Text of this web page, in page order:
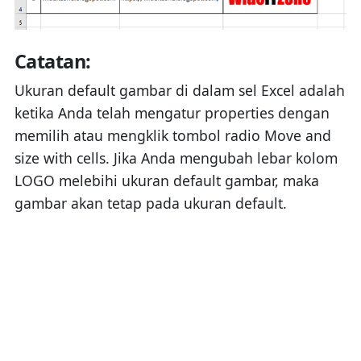
Catatan:
Ukuran default gambar di dalam sel Excel adalah
ketika Anda telah mengatur properties dengan
memilih atau mengklik tombol radio Move and
size with cells. Jika Anda mengubah lebar kolom
LOGO melebihi ukuran default gambar, maka
gambar akan tetap pada ukuran default.